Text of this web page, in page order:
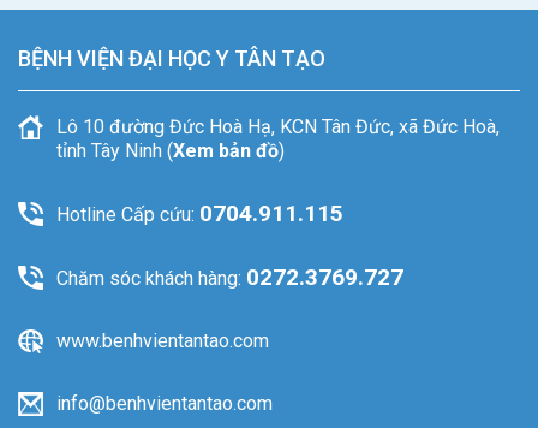
BỆNH VIỆN ĐẠI HỌC Y TÂN TẠO
Lô 10 đường Đức Hoà Hạ, KCN Tân Đức, xã Đức Hoà,
tỉnh Tây Ninh (Xem bản đồ)
Hotline Cấp cứu: 0704.911.115
Chăm sóc khách hàng: 0272.3769.727
www.benhvientantao.com
info@benhvientantao.com